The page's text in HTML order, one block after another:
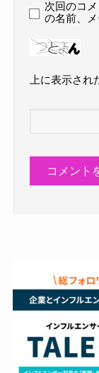
次回のコ
の名前、
上に表示され